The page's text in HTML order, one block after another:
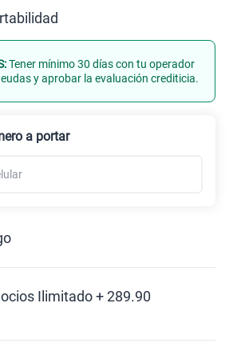
Portabilidad
Tener mínimo 30 días con tu operador
y aprobar la evaluación crediticia.
a portar
Ilimitado + 289.90